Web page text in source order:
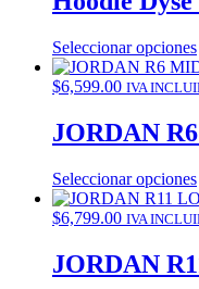
Seleccionar opciones
$6,599.00 IVA
JORDAN
Seleccionar opciones
$6,799.00 IVA
JORDAN